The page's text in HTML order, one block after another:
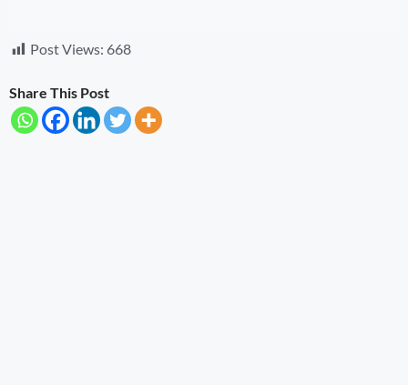
Post Views: 668
Share This Post